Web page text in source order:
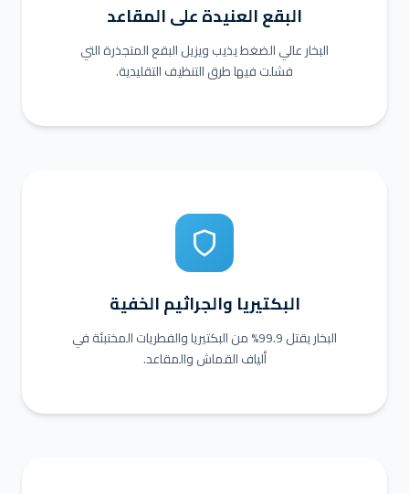
البقع العنيدة على المقاعد
البخار عالي الضغط يذيب ويزيل البقع المتجذرة التي
فشلت فيها طرق التنظيف التقليدية.
البكتيريا والجراثيم الخفية
البخار يقتل 99.9% من البكتيريا والفطريات المختبئة في
ألياف القماش والمقاعد.